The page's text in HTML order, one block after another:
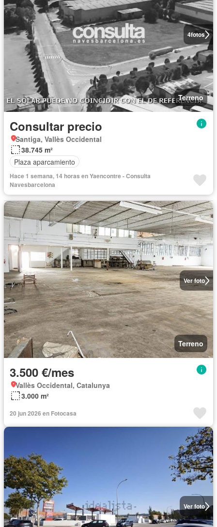
4fotos
Terreno
Consultar precio
Santiga, Vallès Occidental
38.745 m²
Plaza aparcamiento
Hace 1 semana, 14 horas en Yaencontre - Consulta
Navesbarcelona
Ver foto
Terreno
3.500 €/mes
Vallès Occidental, Catalunya
3.000 m²
20 jun 2026 en Fotocasa
Ver foto